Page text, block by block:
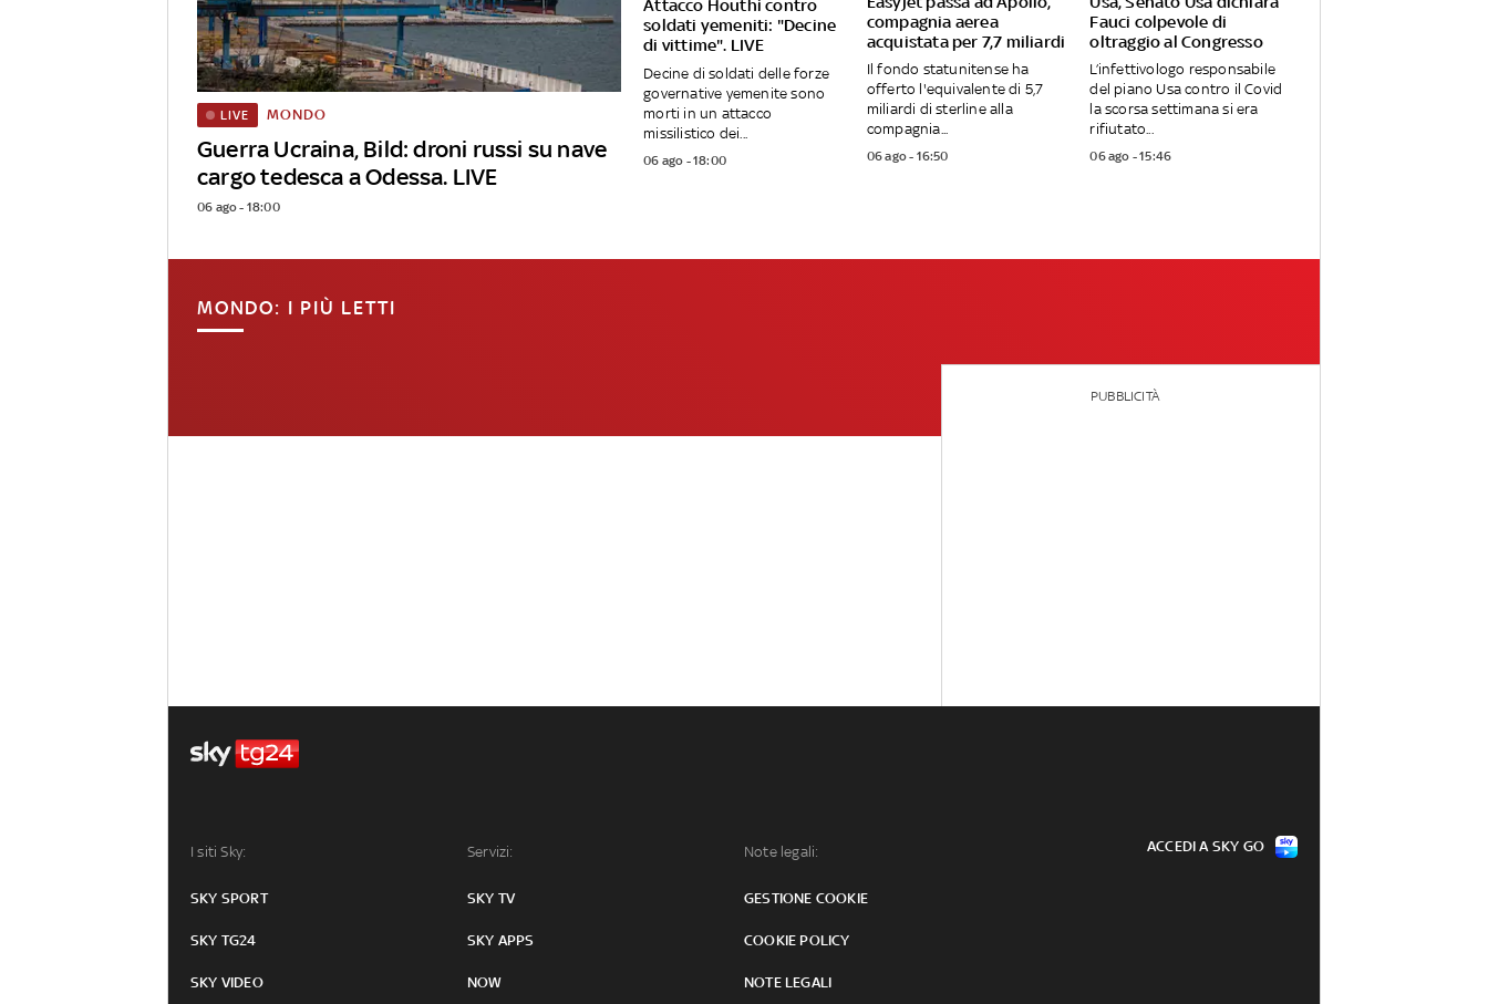
Guerra Ucraina, Bild: droni russi su nave
cargo tedesca a Odessa. LIVE
LIVE MONDO
06 ago - 18:00
Attacco Houthi contro
soldati yemeniti: "Decine
di vittime". LIVE
Decine di soldati delle forze
governative yemenite sono
morti in un attacco
missilistico dei...
06 ago - 18:00
compagnia aerea
acquistata per 7,7 miliardi
Il fondo statunitense ha
offerto l'equivalente di 5,7
miliardi di sterline alla
compagnia...
06 ago - 16:50
Fauci colpevole di
oltraggio al Congresso
L’infettivologo responsabile
del piano Usa contro il Covid
la scorsa settimana si era
rifiutato...
06 ago - 15:46
MONDO: I PIÙ LETTI
PUBBLICITÀ
I siti Sky:
SKY SPORT
SKY TG24
SKY VIDEO
Servizi:
SKY TV
SKY APPS
NOW
Note legali:
GESTIONE COOKIE
COOKIE POLICY
NOTE LEGALI
ACCEDI A SKY GO